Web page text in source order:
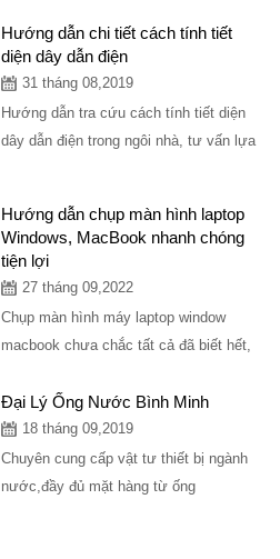
Hướng dẫn chi tiết cách tính tiết
diện dây dẫn điện
31 tháng 08,2019
Hướng dẫn tra cứu cách tính tiết diện
dây dẫn điện trong ngôi nhà, tư vấn lựa
Hướng dẫn chụp màn hình laptop
Windows, MacBook nhanh chóng
tiện lợi
27 tháng 09,2022
Chụp màn hình máy laptop window
macbook chưa chắc tất cả đã biết hết,
tính các dòng...
Đại Lý Ống Nước Bình Minh
18 tháng 09,2019
Chuyên cung cấp vật tư thiết bị ngành
nước,đầy đủ mặt hàng từ ống